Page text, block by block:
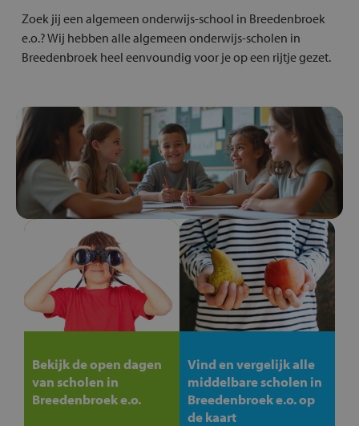
Zoek jij een algemeen onderwijs-school in Breedenbroek
e.o.? Wij hebben alle algemeen onderwijs-scholen in
Breedenbroek heel eenvoundig voor je op een rijtje gezet.
Bekijk de open dagen
van scholen in
Breedenbroek e.o.
Vind en vergelijk alle
middelbare scholen in
Breedenbroek e.o. op
de kaart